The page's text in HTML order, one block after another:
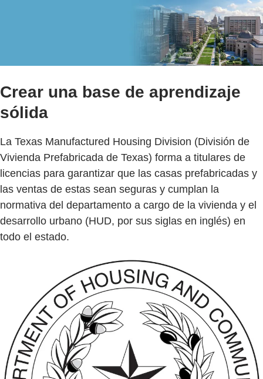
Crear una base de aprendizaje
sólida
La Texas Manufactured Housing Division (División de
Vivienda Prefabricada de Texas) forma a titulares de
licencias para garantizar que las casas prefabricadas y
las ventas de estas sean seguras y cumplan la
normativa del departamento a cargo de la vivienda y el
desarrollo urbano (HUD, por sus siglas en inglés) en
todo el estado.